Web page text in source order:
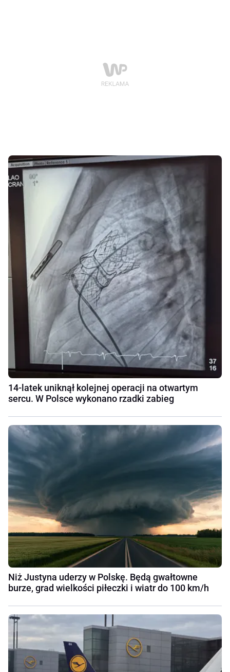
14-latek uniknął kolejnej operacji na otwartym
sercu. W Polsce wykonano rzadki zabieg
Niż Justyna uderzy w Polskę. Będą gwałtowne
burze, grad wielkości piłeczki i wiatr do 100 km/h